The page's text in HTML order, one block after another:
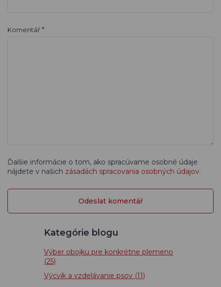
Komentář *
Ďalšie informácie o tom, ako spracúvame osobné údaje
nájdete v našich zásadách spracovania osobných údajov.
Kategórie blogu
Výber obojku pre konkrétne plemeno
(25)
Výcvik a vzdelávanie psov (11)